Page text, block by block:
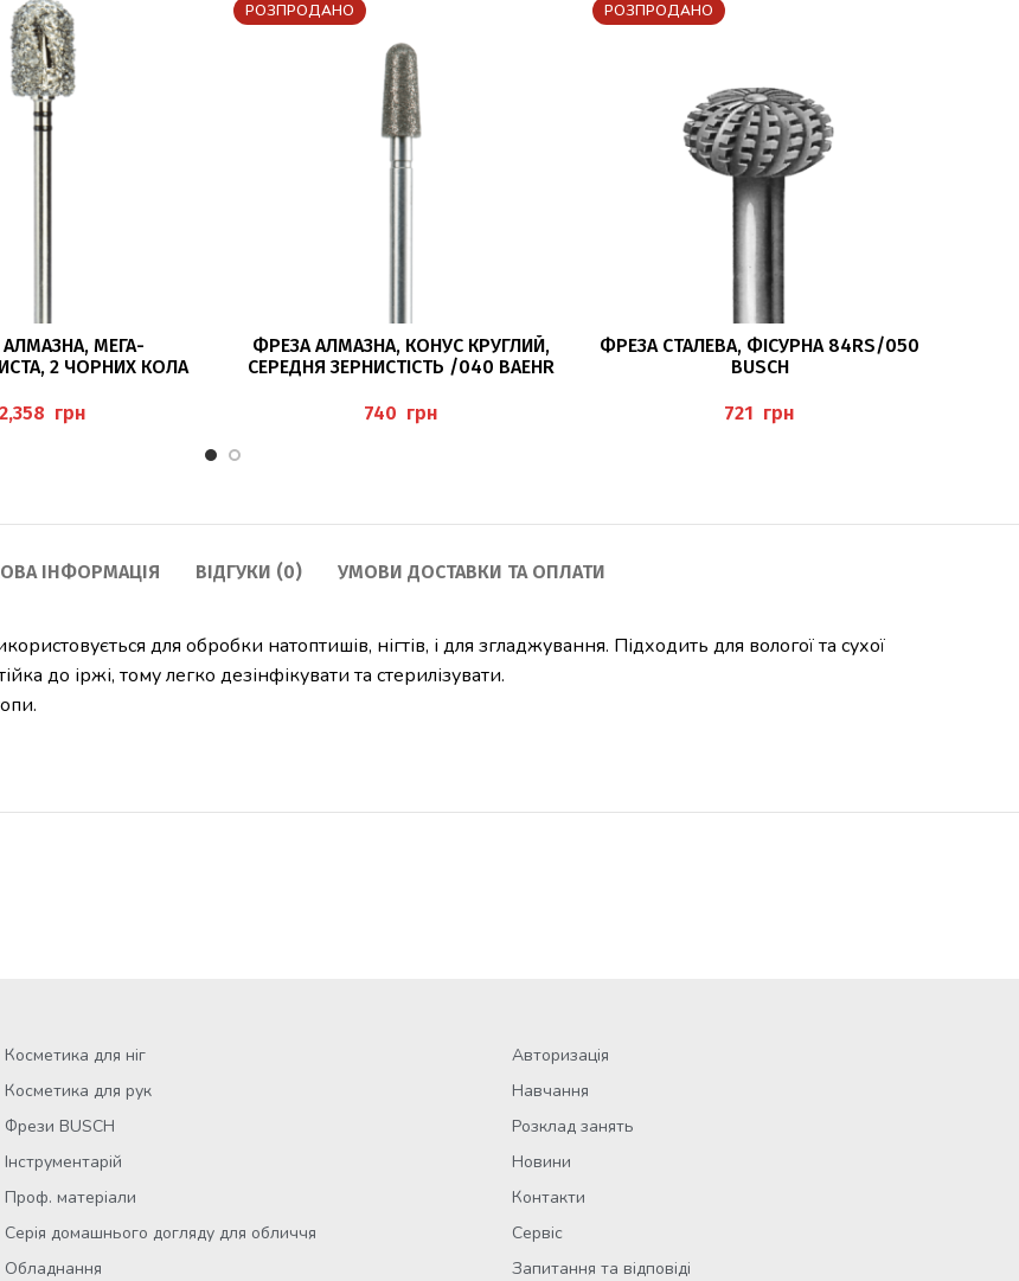
В КОШИКМЕГА-
2 ЧОРНИХ КОЛА
грн
РОЗПРОДАНО
ЧИТАТИ ДАЛІ
ФРЕЗА АЛМАЗНА, КОНУС КРУГЛИЙ,
СЕРЕДНЯ ЗЕРНИСТІСТЬ /040 BAEHR
грн
РОЗПРОДАНО
ЧИТАТИ ДАЛІ
ФРЕЗА СТАЛЕВА, ФІСУРНА 84RS/050
BUSCH
грн
ІНФОРМАЦІЯ ВІДГУКИ (0) УМОВИ ДОСТАВКИ ТА ОПЛАТИ
для обробки натоптишів, нігтів, і для згладжування. Підходить для вологої та сухої
до іржі, тому легко дезінфікувати та стерилізувати.
Косметика для ніг
Косметика для рук
Фрези BUSCH
Інструментарій
Проф. матеріали
Серія домашнього догляду для обличчя
Обладнання
Авторизація
Навчання
Розклад занять
Новини
Контакти
Сервіс
Запитання та відповіді